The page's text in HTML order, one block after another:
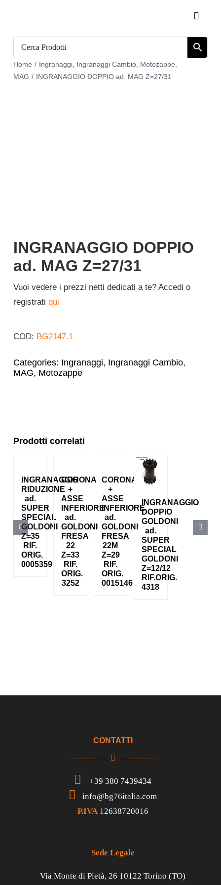
contenuto
Toggle
Catalogo
Home / Ingranaggi, Ingranaggi Cambio, Motozappe
MAG / INGRANAGGIO DOPPIO ad. MAG Z=27/31
INGRANAGGIO DOPPIO
ad. MAG Z=27/31
Vuoi vedere i prezzi netti dedicati a te? Accedi o
registrati qui
COD: BG2147.1
Categories: Ingranaggi, Ingranaggi Cambio,
MAG, Motozappe
Prodotti correlati
INGRANAGGIO
RIDUZIONE
ad.
SUPER
SPECIAL
GOLDONI
Z=35
RIF.
ORIG.
0005359
CORONA
+
ASSE
INFERIORE
ad.
GOLDONI
FRESA
22
Z=33
RIF.
ORIG.
3252
CORONA
+
ASSE
INFERIORE
ad.
GOLDONI
FRESA
22M
Z=29
RIF.
ORIG.
0015146
INGRANAGGIO
DOPPIO
GOLDONI
ad.
SUPER
SPECIAL
GOLDONI
Z=12/12
RIF.ORIG.
4318
CONTATTI
+39 380 7439434
info@bg76italia.com
P.IVA 12638720016
Sede Legale
Via Monte di Pietà, 26 10122 Torino (TO)